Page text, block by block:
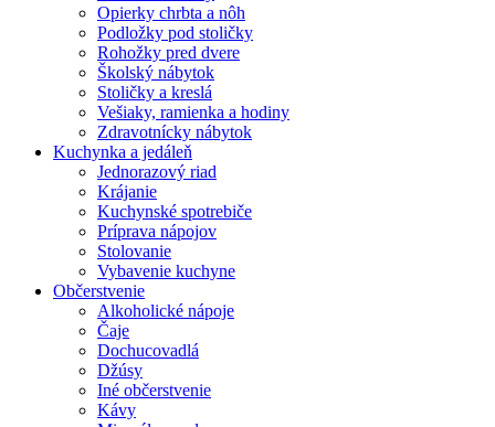
Opierky chrbta a nôh
Podložky pod stoličky
Rohožky pred dvere
Školský nábytok
Stoličky a kreslá
Vešiaky, ramienka a hodiny
Zdravotnícky nábytok
Kuchynka a jedáleň
Jednorazový riad
Krájanie
Kuchynské spotrebiče
Príprava nápojov
Stolovanie
Vybavenie kuchyne
Občerstvenie
Alkoholické nápoje
Čaje
Dochucovadlá
Džúsy
Iné občerstvenie
Kávy